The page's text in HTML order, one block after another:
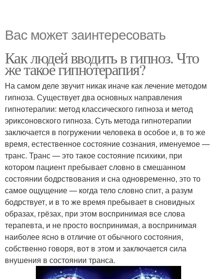
Вас может заинтересовать
Как людей вводить в гипноз. Что
же такое гипнотерапия?
На самом деле звучит никак иначе как лечение методом
гипноза. Существует два основных направления
гипнотерапии: метод классического гипноза и метод
эриксоновского гипноза. Суть метода гипнотерапии
заключается в погружении человека в особое и, в то же
время, естественное состояние сознания, именуемое —
транс. Транс — это такое состояние психики, при
котором пациент пребывает словно в смешанном
состоянии бодрствования и сна одновременно, это то
самое ощущение — когда тело словно спит, а разум
бодрствует, и в то же время пребывает в сновидных
образах, грёзах, при этом воспринимая все слова
терапевта, и не просто воспринимая, а воспринимая
наиболее ясно в отличие от обычного состояния,
собственно говоря, вот в этом и заключается сила
внушения в состоянии транса.